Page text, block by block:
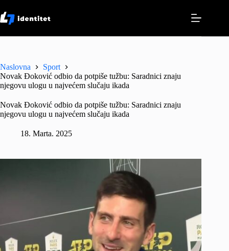
to
content
Naslovna
Sport
Novak Ðoković odbio da potpiše tužbu: Saradnici znaju
njegovu ulogu u najvećem slučaju ikada
Novak Ðoković odbio da potpiše tužbu: Saradnici znaju
njegovu ulogu u najvećem slučaju ikada
18. Marta. 2025